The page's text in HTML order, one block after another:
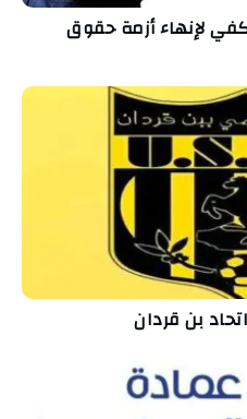
تكفي لإنهاء أزمة حقوق